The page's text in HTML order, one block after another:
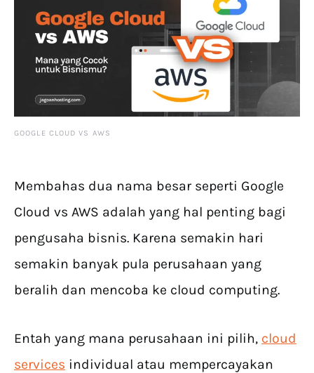
GOOGLE CLOUD VS AWS
Membahas dua nama besar seperti Google
Cloud vs AWS adalah yang hal penting bagi
pengusaha bisnis. Karena semakin hari
semakin banyak pula perusahaan yang
beralih dan mencoba ke cloud computing.
Entah yang mana perusahaan ini pilih, cloud
services individual atau mempercayakan